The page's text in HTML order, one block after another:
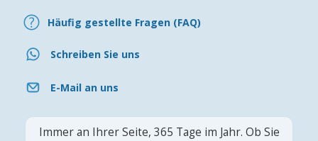
Häufig gestellte Fragen (FAQ)
Schreiben Sie uns
E-Mail an uns
Immer an Ihrer Seite, 365 Tage im Jahr. Ob Sie